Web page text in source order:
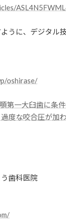
うに、デジタル
oshirase/
第一大臼歯に条
度な咬合圧が加
歯科医院